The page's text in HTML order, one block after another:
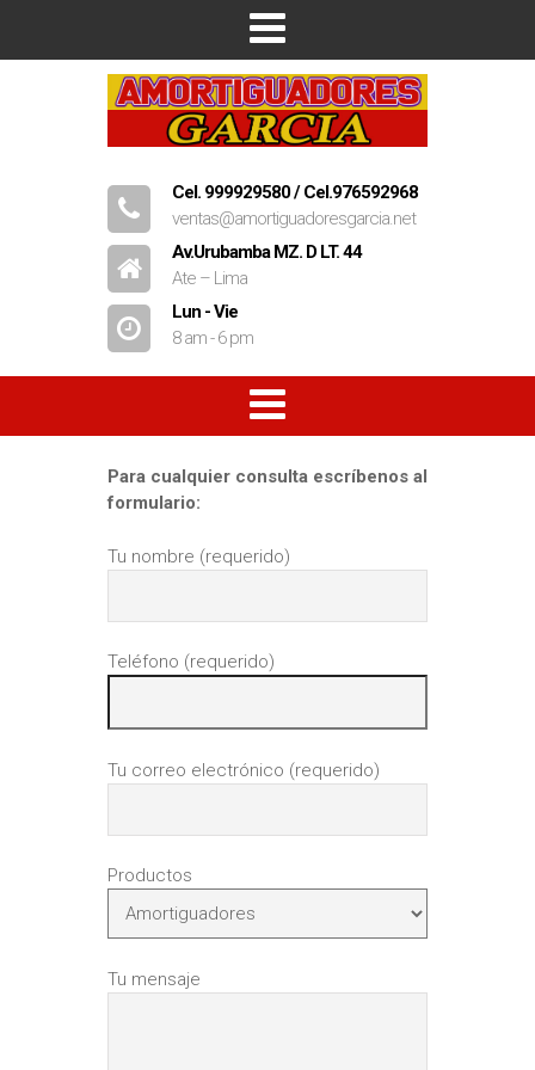
Inicio
Empresa
Productos
Contacto
Cel. 999929580 / Cel.976592968
ventas@amortiguadoresgarcia.net
Av.Urubamba MZ. D LT. 44
Ate – Lima
Lun - Vie
8 am - 6 pm
Resorte
Rótulas
Estabilizador
Para cualquier consulta escríbenos al
formulario:
Tu nombre (requerido)
Teléfono (requerido)
Tu correo electrónico (requerido)
Productos
Tu mensaje